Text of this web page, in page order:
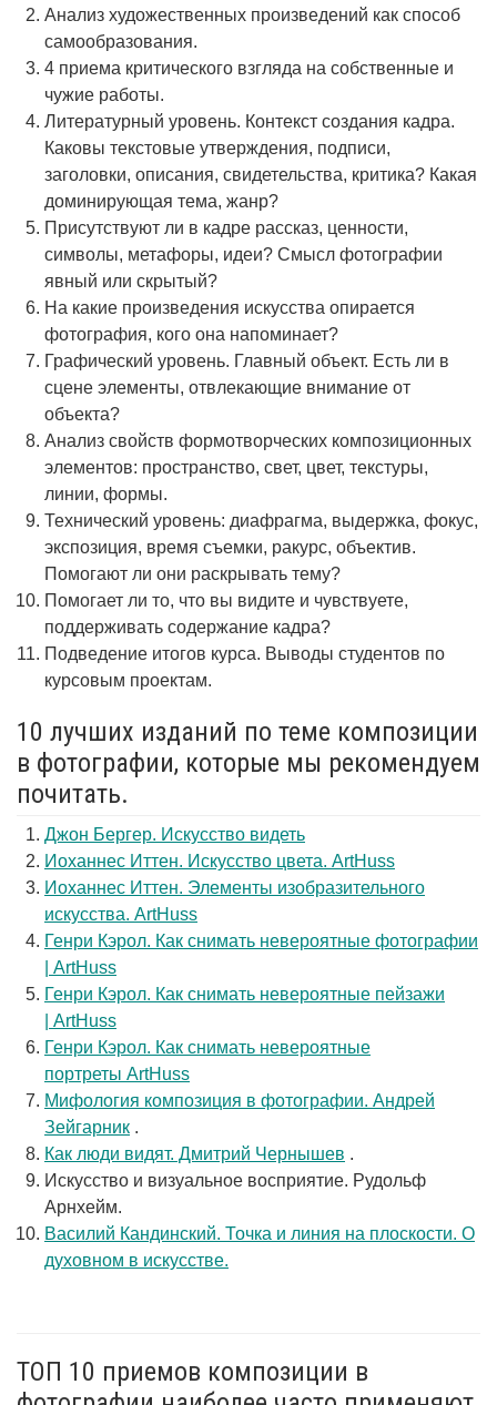
Анализ художественных произведений как способ
самообразования.
4 приема критического взгляда на собственные и
чужие работы.
Литературный уровень. Контекст создания кадра.
Каковы текстовые утверждения, подписи,
заголовки, описания, свидетельства, критика? Какая
доминирующая тема, жанр?
Присутствуют ли в кадре рассказ, ценности,
символы, метафоры, идеи? Смысл фотографии
явный или скрытый?
На какие произведения искусства опирается
фотография, кого она напоминает?
Графический уровень. Главный объект. Есть ли в
сцене элементы, отвлекающие внимание от
объекта?
Анализ свойств формотворческих композиционных
элементов: пространство, свет, цвет, текстуры,
линии, формы.
Технический уровень: диафрагма, выдержка, фокус,
экспозиция, время съемки, ракурс, объектив.
Помогают ли они раскрывать тему?
Помогает ли то, что вы видите и чувствуете,
поддерживать содержание кадра?
Подведение итогов курса. Выводы студентов по
курсовым проектам.
10 лучших изданий по теме композиции
в фотографии, которые мы рекомендуем
почитать.
Джон Бергер. Искусство видеть
Иоханнес Иттен. Искусство цвета. ArtHuss
Иоханнес Иттен. Элементы изобразительного
искусства. ArtHuss
Генри Кэрол. Как снимать невероятные фотографии
| ArtHuss
Генри Кэрол. Как снимать невероятные пейзажи
| ArtHuss
Генри Кэрол. Как снимать невероятные
портреты ArtHuss
Мифология композиция в фотографии. Андрей
Зейгарник .
Как люди видят. Дмитрий Чернышев .
Искусство и визуальное восприятие. Рудольф
Арнхейм.
Василий Кандинский. Точка и линия на плоскости. О
духовном в искусстве.
ТОП 10 приемов композиции в